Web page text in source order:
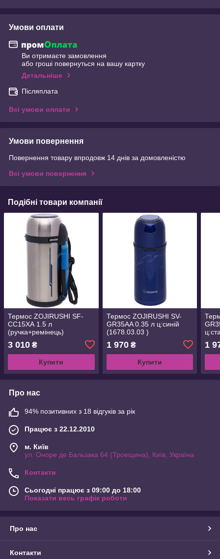
Умови оплати
Ви отримаєте замовлення
або гроші повернуться на вашу картку
Детальніше
Післяплата
Всі умови оплати
Умови повернення
Повернення товару впродовж 14 днів за домовленістю
Всі умови повернення
Подібні товари компанії
Термос ZOJIRUSHI SF-
СС15ХА 1.5 л
(ручка+ремінець)
ц:сталевий (1678.00.18 )
3 010 ₴
Купити
Термос ZOJIRUSHI SV-
GR35AA 0.35 л ц:синій
(1678.03.03 )
1 970₴
Купити
1
Про нас
94% позитивних з 18 відгуків за рік
Працює з 22.12.2010
м. Київ
ул. Оноре де Бальзака 64 (Троещина), Київ, Україна
Контакти
Сьогодні працює з 09:00 до 18:00
Показати весь графік роботи
Про нас
Контакти